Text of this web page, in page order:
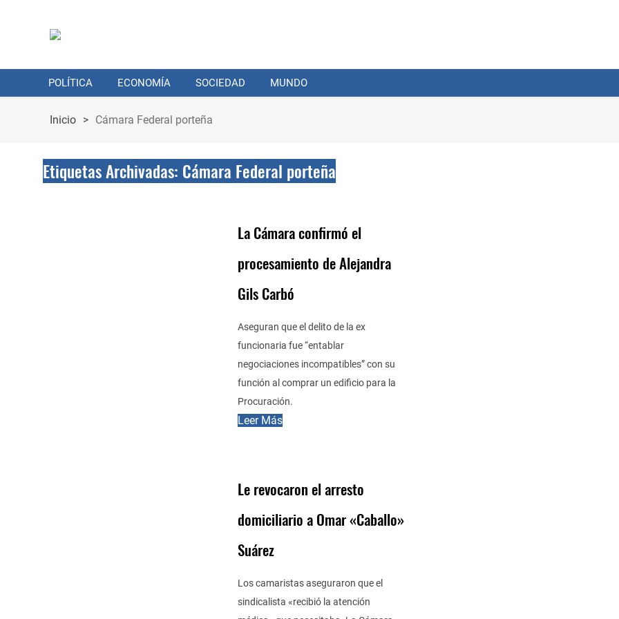
POLÍTICA ECONOMÍA SOCIEDAD MUNDO
Inicio > Cámara Federal porteña
Etiquetas Archivadas: Cámara Federal porteña
La Cámara confirmó el
procesamiento de Alejandra
Gils Carbó
Aseguran que el delito de la ex
funcionaria fue “entablar
negociaciones incompatibles” con su
función al comprar un edificio para la
Procuración.
Leer Más
Le revocaron el arresto
domiciliario a Omar «Caballo»
Suárez
Los camaristas aseguraron que el
sindicalista «recibió la atención